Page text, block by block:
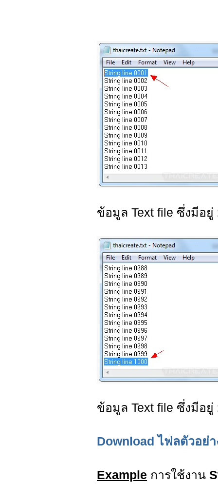
ข้อมูล Text file ซึ่งมีอยู่
ข้อมูล Text file ซึ่งมีอยู่
Download ไฟลตัวอย่า
Example การใช้งาน